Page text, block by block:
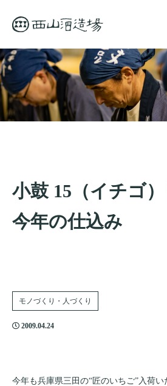
小鼓 15（イチゴ
今年の仕込み
モノづくり・人づくり
2009.04.24
今年も兵庫県三田の“匠のいちご”入荷い